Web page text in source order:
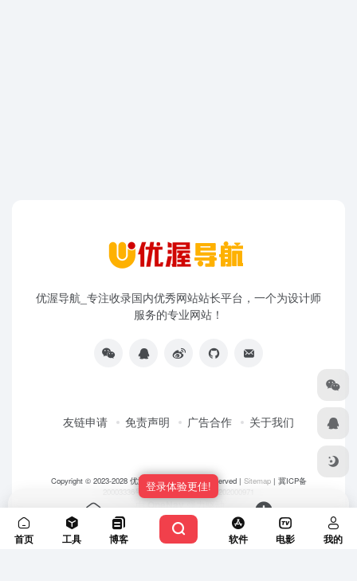
优渥导航_专注收录国内优秀网站站长平台，一个为设计师
服务的专业网站！
友链申请 免责声明 广告合作 关于我们
Copyright © 2023-2028 优渥导航网- All rights reserved | Sitemap| 冀ICP备
20003336号-5|冀公网安备 13108202000971
OneNav强力驱动
首页 工具 博客 软件 电影 我的
登录体验更佳!